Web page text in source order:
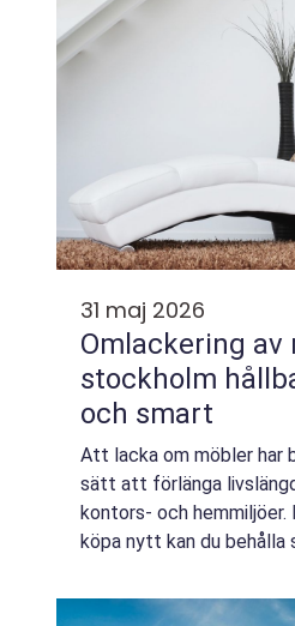
besiktni...
31 maj 2026
Omlackering av
stockholm hållbart, snyggt
och smart
Att lacka om möbler har
sätt att förlänga
kontors- och
köpa nytt kan du behålla
uttryck. Med